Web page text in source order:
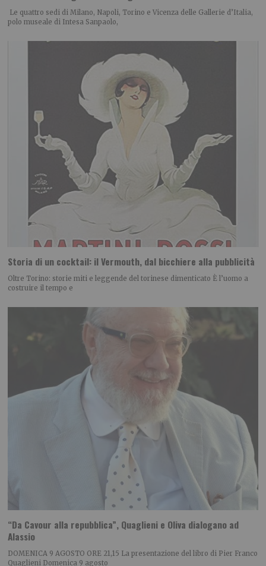
Le quattro sedi di Milano, Napoli, Torino e Vicenza delle Gallerie d’Italia,
polo museale di Intesa Sanpaolo,
Storia di un cocktail: il Vermouth, dal bicchiere alla pubblicità
Oltre Torino: storie miti e leggende del torinese dimenticato È l’uomo a
costruire il tempo e
“Da Cavour alla repubblica”, Quaglieni e Oliva dialogano ad
Alassio
DOMENICA 9 AGOSTO ORE 21,15 La presentazione del libro di Pier Franco
Quaglieni Domenica 9 agosto